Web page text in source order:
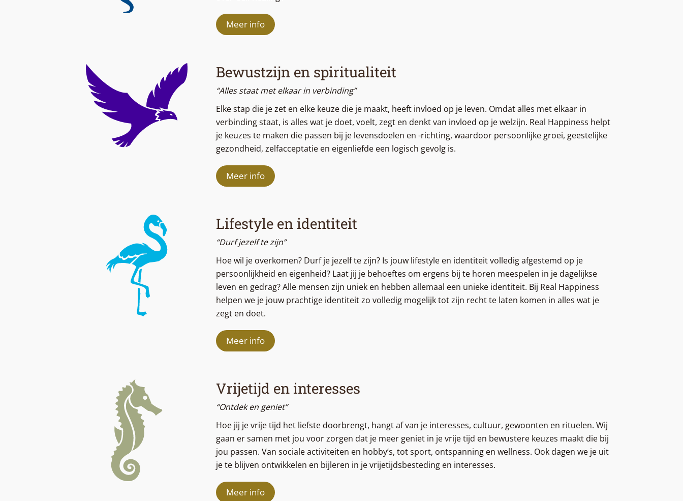
Meer info
Bewustzijn en spiritualiteit
“Alles staat met elkaar in verbinding”
Elke stap die je zet en elke keuze die je maakt, heeft invloed op je leven. Omdat alles met elkaar in
verbinding staat, is alles wat je doet, voelt, zegt en denkt van invloed op je welzijn. Real Happiness helpt
je keuzes te maken die passen bij je levensdoelen en -richting, waardoor persoonlijke groei, geestelijke
gezondheid, zelfacceptatie en eigenliefde een logisch gevolg is.
Meer info
Lifestyle en identiteit
“Durf jezelf te zijn”
Hoe wil je overkomen? Durf je jezelf te zijn? Is jouw lifestyle en identiteit volledig afgestemd op je
persoonlijkheid en eigenheid? Laat jij je behoeftes om ergens bij te horen meespelen in je dagelijkse
leven en gedrag? Alle mensen zijn uniek en hebben allemaal een unieke identiteit. Bij Real Happiness
helpen we je jouw prachtige identiteit zo volledig mogelijk tot zijn recht te laten komen in alles wat je
zegt en doet.
Meer info
Vrijetijd en interesses
“Ontdek en geniet”
Hoe jij je vrije tijd het liefste doorbrengt, hangt af van je interesses, cultuur, gewoonten en rituelen. Wij
gaan er samen met jou voor zorgen dat je meer geniet in je vrije tijd en bewustere keuzes maakt die bij
jou passen. Van sociale activiteiten en hobby’s, tot sport, ontspanning en wellness. Ook dagen we je uit
je te blijven ontwikkelen en bijleren in je vrijetijdsbesteding en interesses.
Meer info